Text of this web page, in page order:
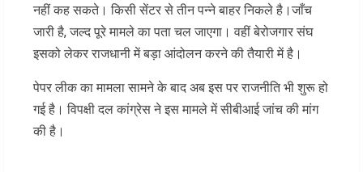
नहीं कह सकते। किसी सेंटर से तीन पन्ने बाहर निकले है।जाँच
जारी है, जल्द पूरे मामले का पता चल जाएगा। वहीं बेरोजगार संघ
इसको लेकर राजधानी में बड़ा आंदोलन करने की तैयारी में है।
पेपर लीक का मामला सामने के बाद अब इस पर राजनीति भी शुरू हो
गई है। विपक्षी दल कांग्रेस ने इस मामले में सीबीआई जांच की मांग
की है।